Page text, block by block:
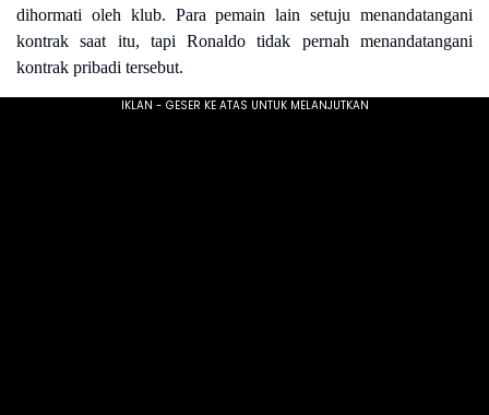
dihormati oleh klub. Para pemain lain setuju menandatangani
kontrak saat itu, tapi Ronaldo tidak pernah menandatangani
kontrak pribadi tersebut.